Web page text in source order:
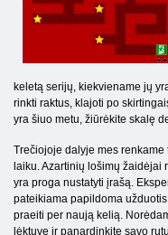
keletą serijų, kiekviename jų
rinkti raktus, klajoti po
yra šiuo metu, žiūrėkite skalę
Trečiojoje dalyje mes
laiku. Azartinių lošimų žaidėjai
yra proga nustatyti įrašą.
pateikiama papildoma
praeiti per naują kelią.
lėktuve ir panardinkite savo